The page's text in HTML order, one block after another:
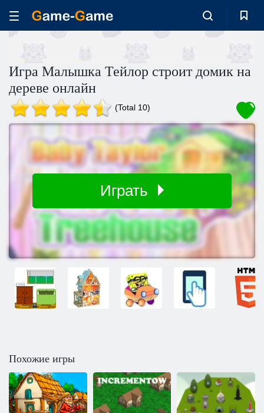
Игра Малышка Тейлор строит домик на
дереве онлайн
(Total 10)
Играть
Похожие игры